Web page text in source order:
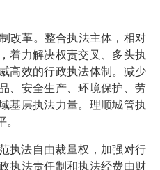
改革。整合执法主体，相对
着力解决权责交叉、多头执
高效的行政执法体制。减少
、安全生产、环境保护、劳
基层执法力量。理顺城管执
执法自由裁量权，加强对行
执法责任制和执法经费由财